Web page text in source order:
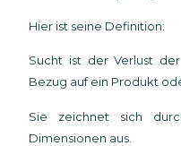
Hier ist seine Definition:
Sucht ist der Verlust
Bezug auf ein Produkt
Sie zeichnet sich
Dimensionen aus.